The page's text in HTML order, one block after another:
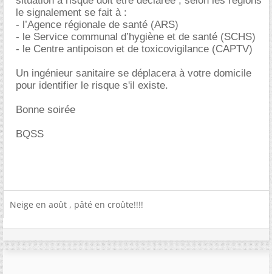
le signalement se fait à :
- l’Agence régionale de santé (ARS)
- le Service communal d’hygiène et de santé (SCHS)
- le Centre antipoison et de toxicovigilance (CAPTV)
Un ingénieur sanitaire se déplacera à votre domicile
pour identifier le risque s'il existe.
Bonne soirée
BQSS
Neige en août , pâté en croûte!!!!